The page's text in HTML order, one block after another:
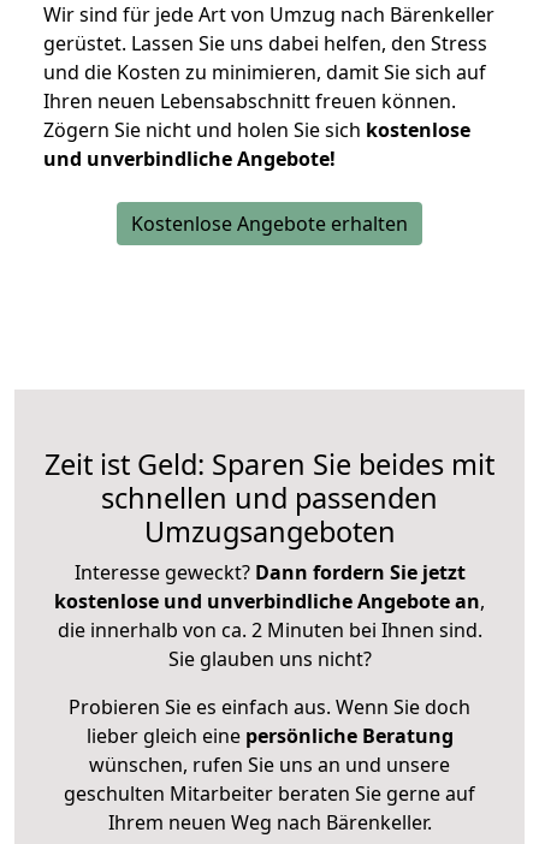
Wir sind für jede Art von Umzug nach Bärenkeller
gerüstet. Lassen Sie uns dabei helfen, den Stress
und die Kosten zu minimieren, damit Sie sich auf
Ihren neuen Lebensabschnitt freuen können.
Zögern Sie nicht und holen Sie sich kostenlose
und unverbindliche Angebote!
Kostenlose Angebote erhalten
Zeit ist Geld: Sparen Sie beides mit
schnellen und passenden
Umzugsangeboten
Interesse geweckt? Dann fordern Sie jetzt
kostenlose und unverbindliche Angebote an,
die innerhalb von ca. 2 Minuten bei Ihnen sind.
Sie glauben uns nicht?
Probieren Sie es einfach aus. Wenn Sie doch
lieber gleich eine persönliche Beratung
wünschen, rufen Sie uns an und unsere
geschulten Mitarbeiter beraten Sie gerne auf
Ihrem neuen Weg nach Bärenkeller.